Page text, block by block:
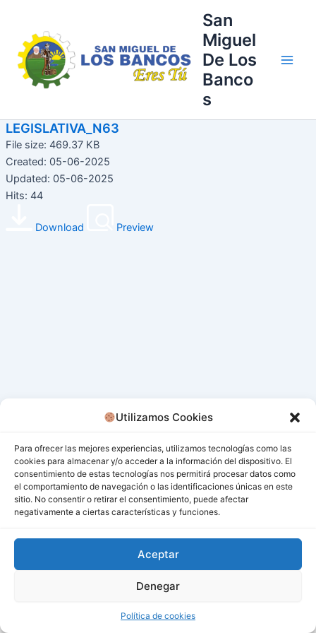
Utilizamos Cookies
Para ofrecer las mejores experiencias, utilizamos tecnologías como las
cookies para almacenar y/o acceder a la información del dispositivo. El
consentimiento de estas tecnologías nos permitirá procesar datos como
el comportamiento de navegación o las identificaciones únicas en este
sitio. No consentir o retirar el consentimiento, puede afectar
negativamente a ciertas características y funciones.
Aceptar
Denegar
Política de cookies
contenido
San
Miguel
De Los
Banco
s
LEGISLATIVA_N63
File size: 469.37 KB
Created: 05-06-2025
Updated: 05-06-2025
Hits: 44
Download Preview
Todos los derechos © 2026 San Miguel De Los Bancos |